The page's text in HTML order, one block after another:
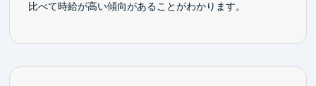
比べて時給が高い傾向があることがわかります。